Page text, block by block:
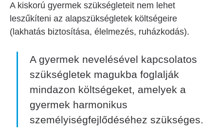
A kiskorú gyermek szükségleteit nem lehet
leszűkíteni az alapszükségletek költségeire
(lakhatás biztosítása, élelmezés, ruházkodás).
A gyermek nevelésével kapcsolatos
szükségletek magukba foglalják
mindazon költségeket, amelyek a
gyermek harmonikus
személyiségfejlődéséhez szükséges.